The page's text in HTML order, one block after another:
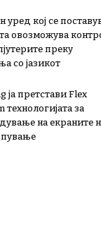
уред кој се
овозможува
преку
со јазикот
ја претстави Flex
технологијата за
на екраните